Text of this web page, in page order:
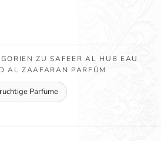
ZU SAFEER AL HUB EAU
AL ZAAFARAN PARFÜM
Parfüme